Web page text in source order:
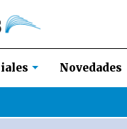
Novedades